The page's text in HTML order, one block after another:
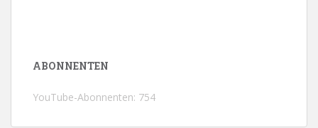
ABONNENTEN
YouTube-Abonnenten: 754